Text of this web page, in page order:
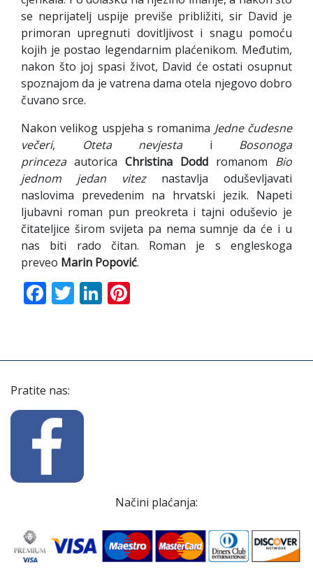
se neprijatelj uspije previše približiti, sir David je
primoran upregnuti dovitljivost i snagu pomoću
kojih je postao legendarnim plaćenikom. Međutim,
nakon što joj spasi život, David će ostati osupnut
spoznajom da je vatrena dama otela njegovo dobro
čuvano srce.
Nakon velikog uspjeha s romanima Jedne čudesne
večeri, Oteta nevjesta i Bosonoga
princeza autorica Christina Dodd romanom Bio
jednom jedan vitez nastavlja oduševljavati
naslovima prevedenim na hrvatski jezik. Napeti
ljubavni roman pun preokreta i tajni oduševio je
čitateljice širom svijeta pa nema sumnje da će i u
nas biti rado čitan. Roman je s engleskoga
preveo Marin Popović.
Facebook
TwitterLinkedIn
Pratite nas:
Načini plaćanja: